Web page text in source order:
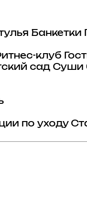
Банкетки
клуб
сад Суши
по уходу